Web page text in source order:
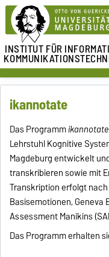
INSTITUT FÜR
ikannotate
Das Programmikannotate
Lehrstuhl Kognitive
Magdeburg entwickelt
transkribieren sowie mit
Transkription erfolgt nach
Basisemotionen, Geneva
Assessment Manikins
Das Programm erhalten